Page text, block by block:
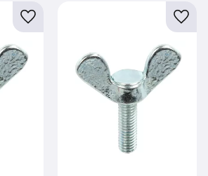
Lägg till i favoriter